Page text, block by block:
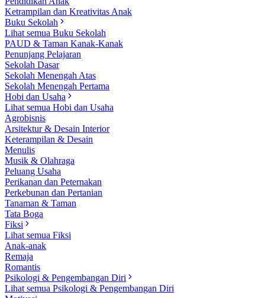
Ketrampilan dan Kreativitas Anak
Buku Sekolah
Lihat semua Buku Sekolah
PAUD & Taman Kanak-Kanak
Penunjang Pelajaran
Sekolah Dasar
Sekolah Menengah Atas
Sekolah Menengah Pertama
Hobi dan Usaha
Lihat semua Hobi dan Usaha
Agrobisnis
Arsitektur & Desain Interior
Keterampilan & Desain
Menulis
Musik & Olahraga
Peluang Usaha
Perikanan dan Peternakan
Perkebunan dan Pertanian
Tanaman & Taman
Tata Boga
Fiksi
Lihat semua Fiksi
Anak-anak
Remaja
Romantis
Psikologi & Pengembangan Diri
Lihat semua Psikologi & Pengembangan Diri